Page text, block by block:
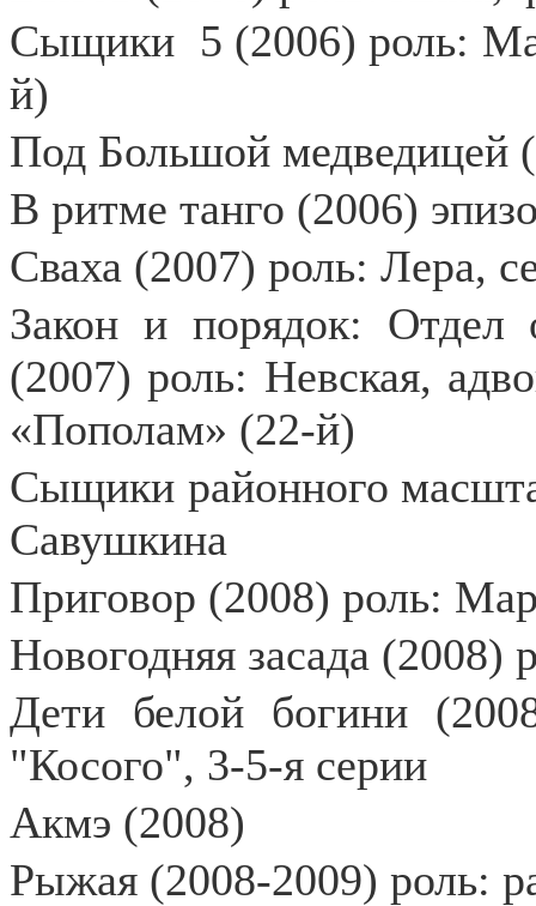
Сыщики 5 (2006) роль:
й)
Под Большой медведицей
В ритме танго (2006)
Сваха (2007) роль: Лера,
Закон и порядок: Отдел
(2007) роль: Невская,
«Пополам» (22-й)
Сыщики районного
Савушкина
Приговор (2008) роль:
Новогодняя засада (2008)
Дети белой богини
"Косого", 3-5-я серии
Акмэ (2008)
Рыжая (2008-2009) роль: